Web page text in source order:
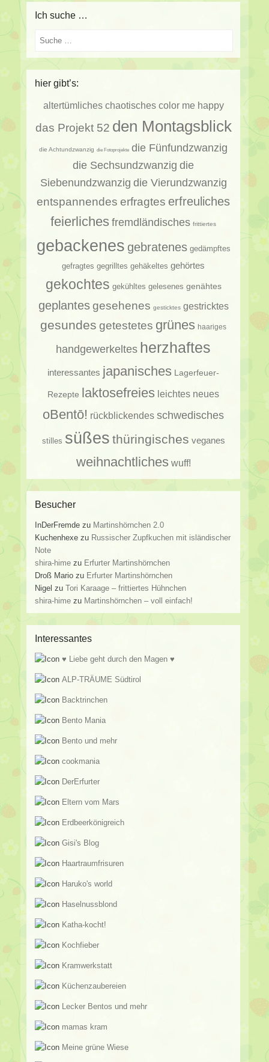
Ich suche …
Suche
hier gibt’s:
altertümliches chaotisches color me happy
das Projekt 52 den Montagsblick
die Achtundzwanzig die Fotoprojekte die Fünfundzwanzig
die Sechsundzwanzig die
Siebenundzwanzig die Vierundzwanzig
entspannendes erfragtes erfreuliches
feierliches fremdländisches frittiertes
gebackenes gebratenes gedämpftes
gefragtes gegrilltes gehäkeltes gehörtes
gekochtes gekühltes gelesenes genähtes
geplantesgesehenes gesticktes gestricktes
gesundes getestetes grünes haariges
handgewerkeltes herzhaftes
interessantes japanisches Lagerfeuer-
Rezepte laktosefreies leichtes neues
oBentō! rückblickendes schwedisches
stilles süßes thüringisches veganes
weihnachtliches wuff!
Besucher
InDerFremde zu Martinshörnchen 2.0
Kuchenhexe zu Russischer Zupfkuchen mit isländischer
Note
shira-hime zu Erfurter Martinshörnchen
Droß Mario zu Erfurter Martinshörnchen
Nigel zuTori Karaage – frittiertes Hühnchen
shira-hime zu Martinshörnchen – voll einfach!
Interessantes
♥ Liebe geht durch den Magen ♥
ALP-TRÄUME Südtirol
Backtrinchen
Bento Mania
Bento und mehr
cookmania
DerErfurter
Eltern vom Mars
Erdbeerkönigreich
Gisi's Blog
Haartraumfrisuren
Haruko's world
Haselnussblond
Katha-kocht!
Kochfieber
Kramwerkstatt
Küchenzaubereien
Lecker Bentos und mehr
mamas kram
Meine grüne Wiese